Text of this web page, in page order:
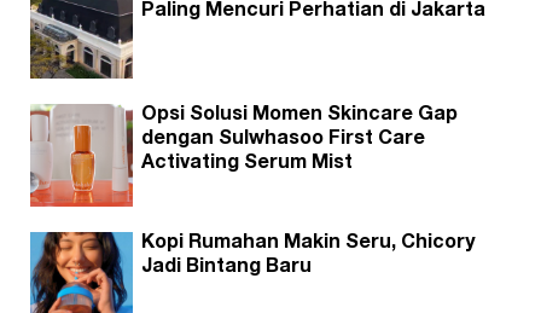
Paling Mencuri Perhatian di Jakarta
Opsi Solusi Momen Skincare Gap
dengan Sulwhasoo First Care
Activating Serum Mist
Kopi Rumahan Makin Seru, Chicory
Jadi Bintang Baru